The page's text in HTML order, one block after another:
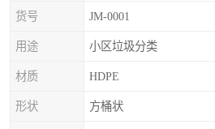
货号 JM-0001
用途 小区垃圾分类
材质 HDPE
形状 方桶状